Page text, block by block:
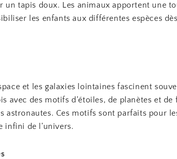
un tapis doux. Les animaux apportent une
les enfants aux différentes espèces
et les galaxies lointaines fascinent
avec des motifs d’étoiles, de planètes et de
astronautes. Ces motifs sont parfaits pour
infini de l’univers.